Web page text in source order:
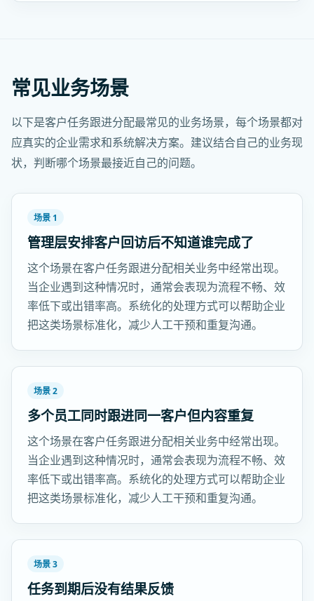
常见业务场景
以下是客户任务跟进分配最常见的业务场景，每个场景都对
应真实的企业需求和系统解决方案。建议结合自己的业务现
状，判断哪个场景最接近自己的问题。
场景 1
管理层安排客户回访后不知道谁完成了
这个场景在客户任务跟进分配相关业务中经常出现。
当企业遇到这种情况时，通常会表现为流程不畅、效
率低下或出错率高。系统化的处理方式可以帮助企业
把这类场景标准化，减少人工干预和重复沟通。
场景 2
多个员工同时跟进同一客户但内容重复
这个场景在客户任务跟进分配相关业务中经常出现。
当企业遇到这种情况时，通常会表现为流程不畅、效
率低下或出错率高。系统化的处理方式可以帮助企业
把这类场景标准化，减少人工干预和重复沟通。
场景 3
任务到期后没有结果反馈